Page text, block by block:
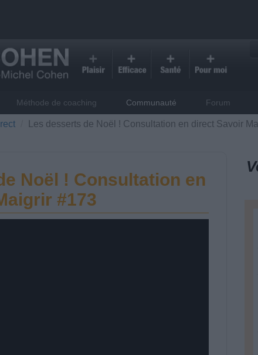
Méthode de coaching Communauté Forum
Les desserts de Noël ! Consultation en direct Savoir
Noël ! Consultation en
#173